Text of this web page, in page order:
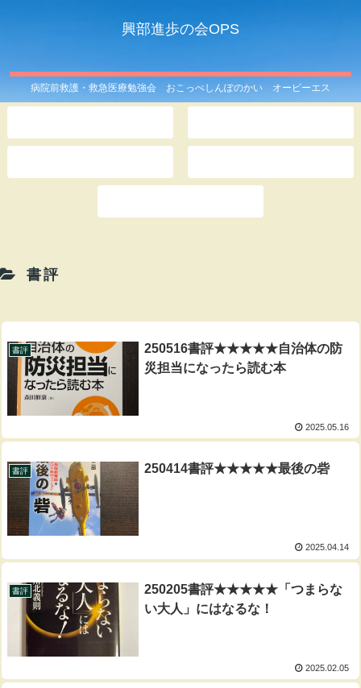
興部進歩の会OPS
病院前救護・救急医療勉強会 おこっぺしんぽのかい オーピーエス
書評
書評
250516書評★★★★★自治体の防
災担当になったら読む本
2025.05.16
書評 250414書評★★★★★最後の砦
2025.04.14
書評
250205書評★★★★★「つまらな
い大人」にはなるな！
2025.02.05